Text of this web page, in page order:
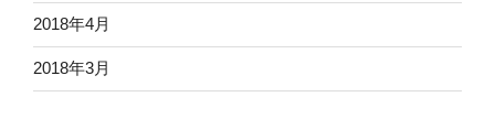
2018年4月
2018年3月